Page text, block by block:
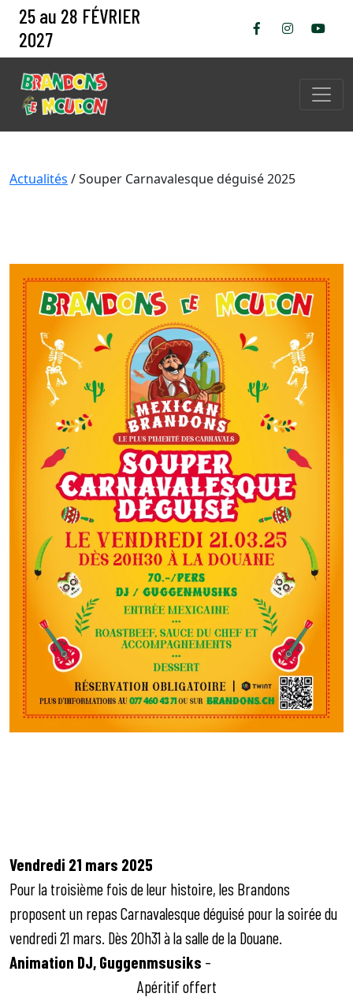
25 au 28 FÉVRIER
2027
Actualités / Souper Carnavalesque déguisé 2025
Vendredi 21 mars 2025
Pour la troisième fois de leur histoire, les Brandons
proposent un repas Carnavalesque déguisé pour la soirée du
vendredi 21 mars. Dès 20h31 à la salle de la Douane.
Animation DJ, Guggenmsusiks –
Apéritif offert